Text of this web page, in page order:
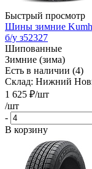
Быстрый просмотр
Шины зимние
б/у з52327
Шипованные
Зимние (зима)
Есть в наличии (4)
Склад: Нижний
1 625 ₽/шт
/шт
-
В корзину